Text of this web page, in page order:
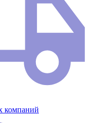
компаний